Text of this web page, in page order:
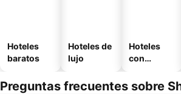
Hoteles
baratos
Hoteles de
lujo
Hoteles
con
Preguntas frecuentes sobre